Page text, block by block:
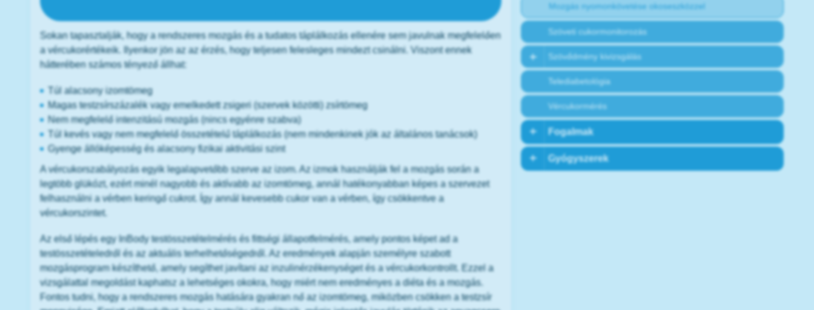
Sokan tapasztalják, hogy a rendszeres mozgás és a tudatos táplálkozás ellenére sem javulnak megfelelően
a vércukorértékeik. Ilyenkor jön az az érzés, hogy teljesen felesleges mindezt csinálni. Viszont ennek
hátterében számos tényező állhat:
Túl alacsony izomtömeg
Magas testzsírszázalék vagy emelkedett zsigeri (szervek közötti) zsírtömeg
Nem megfelelő intenzitású mozgás (nincs egyénre szabva)
Túl kevés vagy nem megfelelő összetételű táplálkozás (nem mindenkinek jók az általános tanácsok)
Gyenge állóképesség és alacsony fizikai aktivitási szint
A vércukorszabályozás egyik legalapvetőbb szerve az izom. Az izmok használják fel a mozgás során a
legtöbb glükózt, ezért minél nagyobb és aktívabb az izomtömeg, annál hatékonyabban képes a szervezet
felhasználni a vérben keringő cukrot. Így annál kevesebb cukor van a vérben, így csökkentve a
vércukorszintet.
Az első lépés egy InBody testösszetételmérés és fittségi állapotfelmérés, amely pontos képet ad a
testösszetételedről és az aktuális terhelhetőségedről. Az eredmények alapján személyre szabott
mozgásprogram készíthető, amely segíthet javítani az inzulinérzékenységet és a vércukorkontrollt. Ezzel a
vizsgálattal megoldást kaphatsz a lehetséges okokra, hogy miért nem eredményes a diéta és a mozgás.
Fontos tudni, hogy a rendszeres mozgás hatására gyakran nő az izomtömeg, miközben csökken a testzsír
Mozgás nyomonkövetése okoseszközzel
Szöveti cukormonitorozás
Szövődmény kivizsgálás
Telediabetológia
Vércukormérés
Fogalmak
Gyógyszerek